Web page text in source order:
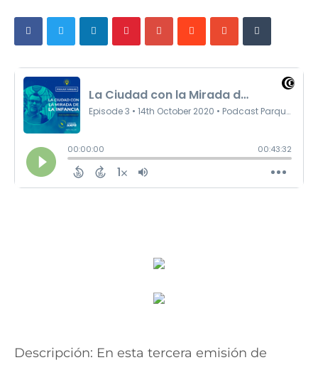
Descripción: En esta tercera emisión de